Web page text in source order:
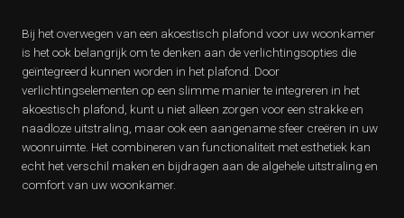
Bij het overwegen van een akoestisch plafond voor uw woonkamer
is het ook belangrijk om te denken aan de verlichtingsopties die
geïntegreerd kunnen worden in het plafond. Door
verlichtingselementen op een slimme manier te integreren in het
akoestisch plafond, kunt u niet alleen zorgen voor een strakke en
naadloze uitstraling, maar ook een aangename sfeer creëren in uw
woonruimte. Het combineren van functionaliteit met esthetiek kan
echt het verschil maken en bijdragen aan de algehele uitstraling en
comfort van uw woonkamer.